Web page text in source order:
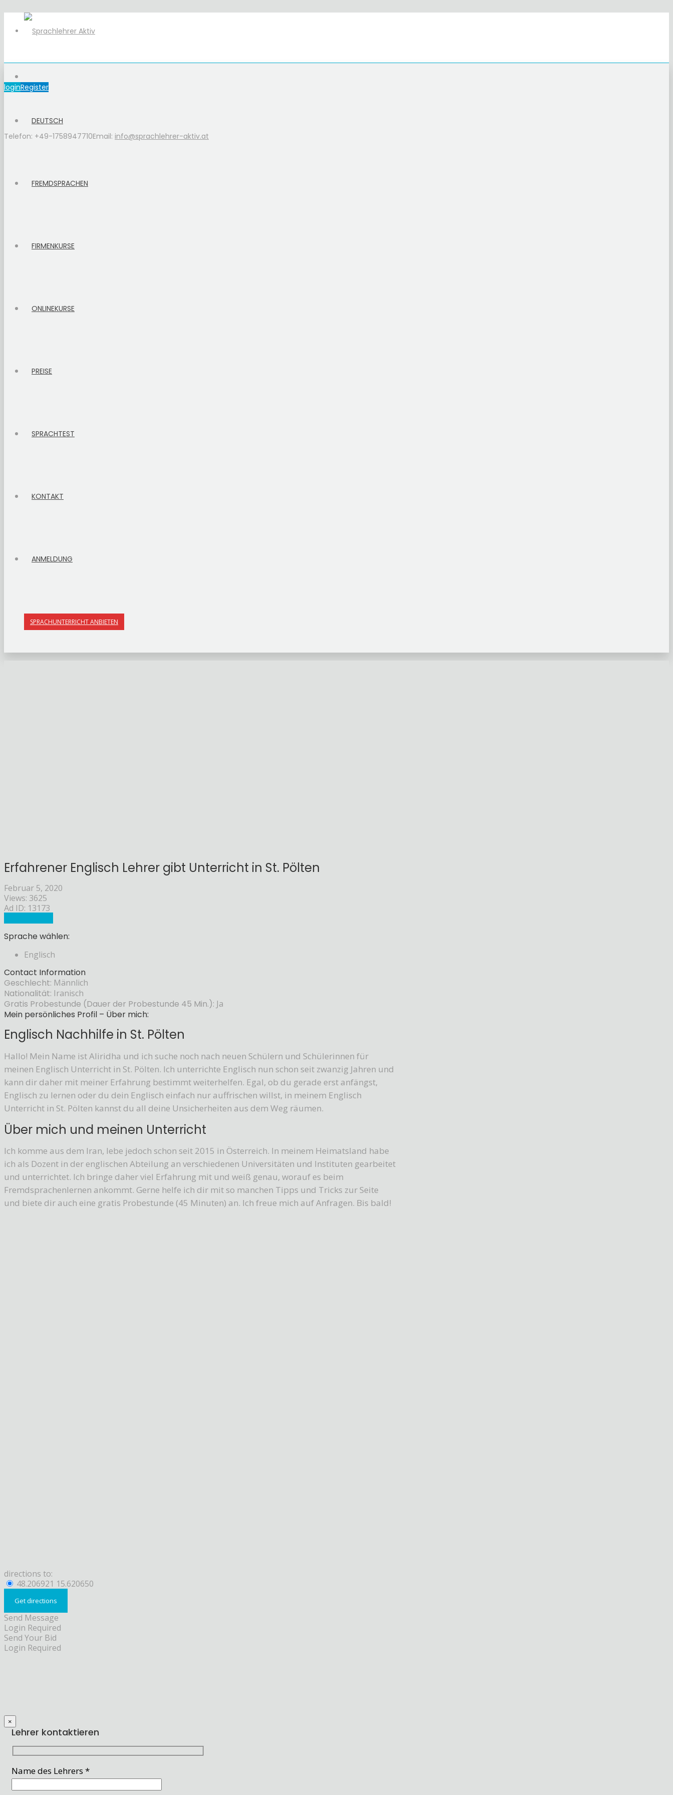
loginRegister
Telefon: +49-1758947710Email: info@sprachlehrer-aktiv.at
DEUTSCH
FREMDSPRACHEN
FIRMENKURSE
ONLINEKURSE
PREISE
SPRACHTEST
KONTAKT
ANMELDUNG
SPRACHUNTERRICHT ANBIETEN
Erfahrener Englisch Lehrer gibt Unterricht in St. Pölten
Februar 5, 2020
Views: 3625
Ad ID: 13173
Sprache wählen:
Englisch
Contact Information
Geschlecht: Männlich
Nationalität: Iranisch
Gratis Probestunde (Dauer der Probestunde 45 Min.): Ja
Mein persönliches Profil – Über mich:
Englisch Nachhilfe in St. Pölten
Hallo! Mein Name ist Aliridha und ich suche noch nach neuen Schülern und Schülerinnen für
meinen Englisch Unterricht in St. Pölten. Ich unterrichte Englisch nun schon seit zwanzig Jahren und
kann dir daher mit meiner Erfahrung bestimmt weiterhelfen. Egal, ob du gerade erst anfängst,
Englisch zu lernen oder du dein Englisch einfach nur auffrischen willst, in meinem Englisch
Unterricht in St. Pölten kannst du all deine Unsicherheiten aus dem Weg räumen.
Über mich und meinen Unterricht
Ich komme aus dem Iran, lebe jedoch schon seit 2015 in Österreich. In meinem Heimatsland habe
ich als Dozent in der englischen Abteilung an verschiedenen Universitäten und Instituten gearbeitet
und unterrichtet. Ich bringe daher viel Erfahrung mit und weiß genau, worauf es beim
Fremdsprachenlernen ankommt. Gerne helfe ich dir mit so manchen Tipps und Tricks zur Seite
und biete dir auch eine gratis Probestunde (45 Minuten) an. Ich freue mich auf Anfragen. Bis bald!
directions to:
48.206921 15.620650
Send Message
Login Required
Send Your Bid
Login Required
×
Lehrer kontaktieren
Name des Lehrers *